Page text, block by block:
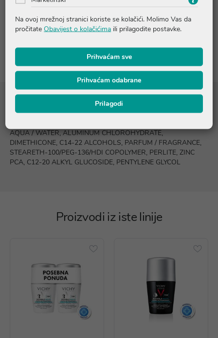
Pitanja i odgovori
Recenzije
Sastojci
AQUA / WATER, ALUMINUM CHLOROHYDRATE,
DIMETHICONE, C14-22 ALCOHOLS, PARFUM / FRAGRANCE,
STEARETH-100/PEG-136/HDI COPOLYMER, PERLITE, ZINC
PCA, C12-20 ALKYL GLUCOSIDE, PENTYLENE GLYCOL
Proizvodi iz iste linije
Na ovoj mrežnoj stranici koriste se kolačići. Molimo Vas da
pročitate Obavijest o kolačićima ili prilagodite postavke.
Prihvaćam sve
Prihvaćam odabrane
Prilagodi